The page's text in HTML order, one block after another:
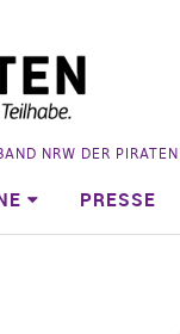
NRW DER
PRESSE